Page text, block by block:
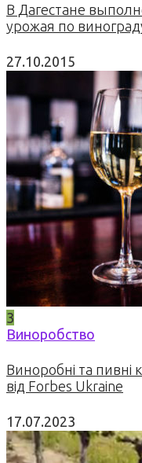
В Дагестане
урожая по
27.10.2015
3
Виноробство
Виноробні та пивні
від Forbes Ukraine
17.07.2023